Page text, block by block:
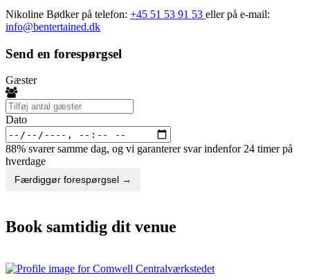
Nikoline Bødker på telefon: +45 51 53 91 53 eller på e-mail:
info@bentertained.dk
Send en forespørgsel
Gæster
Dato
88% svarer samme dag, og vi garanterer svar indenfor 24 timer på
hverdage
Færdiggør forespørgsel →
Book samtidig dit venue